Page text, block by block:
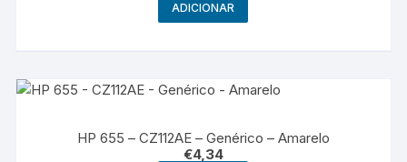
ADICIONAR
HP 655 – CZ112AE – Genérico – Amarelo
€4,34